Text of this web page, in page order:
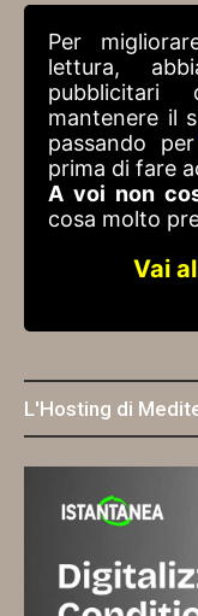
Per
lettura,
mantenere il
passando per
prima di fare
A voi non
cosa molto
Vai
L'Hosting di